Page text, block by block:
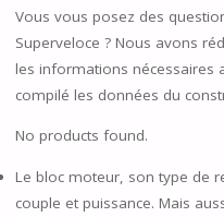
Vous vous posez des
Superveloce ? Nous avons
les informations nécessaires
compilé les données du
No products found.
Le bloc moteur, son type de
couple et puissance. Mais